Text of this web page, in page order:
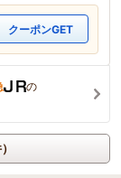
クーポンGET
の